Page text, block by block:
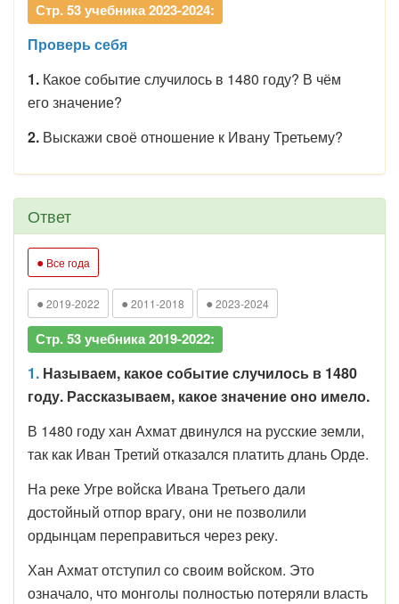
Стр. 53 учебника 2023-2024:
Проверь себя
1. Какое событие случилось в 1480 году? В чём
его значение?
2. Выскажи своё отношение к Ивану Третьему?
Ответ
● Все года
● 2019-2022 ● 2011-2018 ● 2023-2024
Стр. 53 учебника 2019-2022:
1. Называем, какое событие случилось в 1480
году. Рассказываем, какое значение оно имело.
В 1480 году хан Ахмат двинулся на русские земли,
так как Иван Третий отказался платить длань Орде.
На реке Угре войска Ивана Третьего дали
достойный отпор врагу, они не позволили
ордынцам переправиться через реку.
Хан Ахмат отступил со своим войском. Это
означало, что монголы полностью потеряли власть